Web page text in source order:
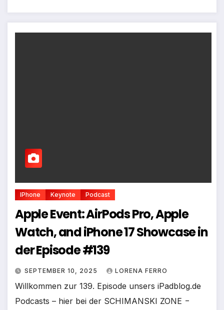
IPhone Keynote Podcast
Apple Event: AirPods Pro, Apple
Watch, and iPhone 17 Showcase in
der Episode #139
SEPTEMBER 10, 2025 LORENA FERRO
Willkommen zur 139. Episode unsers iPadblog.de
Podcasts – hier bei der SCHIMANSKI ZONE −